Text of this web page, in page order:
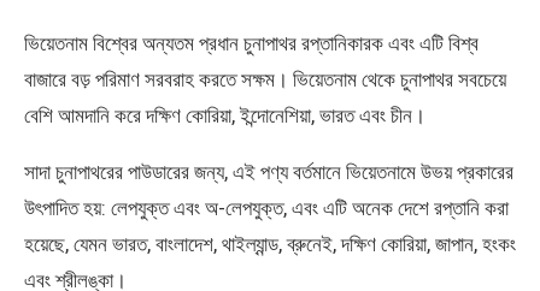
ভিয়েতনাম বিশ্বের অন্যতম প্রধান চুনাপাথর রপ্তানিকারক এবং এটি বিশ্ব
বাজারে বড় পরিমাণ সরবরাহ করতে সক্ষম। ভিয়েতনাম থেকে চুনাপাথর সবচেয়ে
বেশি আমদানি করে দক্ষিণ কোরিয়া, ইন্দোনেশিয়া, ভারত এবং চীন।
সাদা চুনাপাথরের পাউডারের জন্য, এই পণ্য বর্তমানে ভিয়েতনামে উভয় প্রকারের
উৎপাদিত হয়: লেপযুক্ত এবং অ-লেপযুক্ত, এবং এটি অনেক দেশে রপ্তানি করা
হয়েছে, যেমন ভারত, বাংলাদেশ, থাইল্যান্ড, ব্রুনেই, দক্ষিণ কোরিয়া, জাপান, হংকং
এবং শ্রীলঙ্কা।